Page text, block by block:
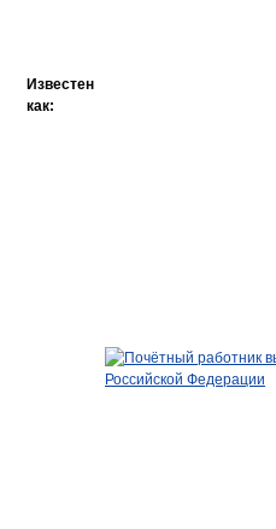
Известен
как: